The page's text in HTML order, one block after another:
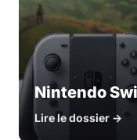
Nintendo
Lire le dossier →